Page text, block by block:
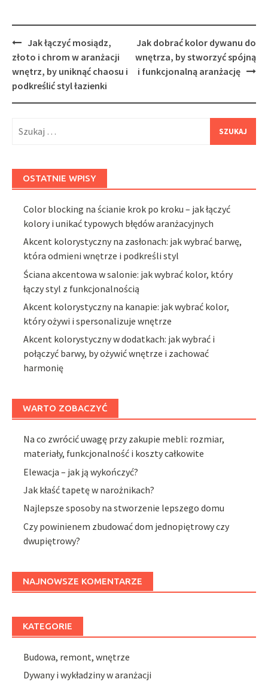
Post
navigation
Jak łączyć mosiądz,
złoto i chrom w aranżacji
wnętrz, by uniknąć chaosu i
podkreślić styl łazienki
Jak dobrać kolor dywanu do
wnętrza, by stworzyć spójną
i funkcjonalną aranżację
OSTATNIE WPISY
Color blocking na ścianie krok po kroku – jak łączyć
kolory i unikać typowych błędów aranżacyjnych
Akcent kolorystyczny na zasłonach: jak wybrać barwę,
która odmieni wnętrze i podkreśli styl
Ściana akcentowa w salonie: jak wybrać kolor, który
łączy styl z funkcjonalnością
Akcent kolorystyczny na kanapie: jak wybrać kolor,
który ożywi i spersonalizuje wnętrze
Akcent kolorystyczny w dodatkach: jak wybrać i
połączyć barwy, by ożywić wnętrze i zachować
harmonię
WARTO ZOBACZYĆ
Na co zwrócić uwagę przy zakupie mebli: rozmiar,
materiały, funkcjonalność i koszty całkowite
Elewacja – jak ją wykończyć?
Jak kłaść tapetę w narożnikach?
Najlepsze sposoby na stworzenie lepszego domu
Czy powinienem zbudować dom jednopiętrowy czy
dwupiętrowy?
NAJNOWSZE KOMENTARZE
KATEGORIE
Budowa, remont, wnętrze
Dywany i wykładziny w aranżacji